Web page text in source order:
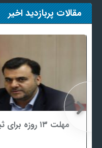
مقالات پربازدید اخیر
مهلت ۱۳ روزه برای ثبت اطلاعات کالاهای پزشکی